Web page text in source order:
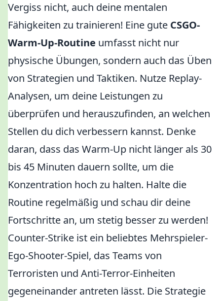
Vergiss nicht, auch deine mentalen
Fähigkeiten zu trainieren! Eine gute CSGO-
Warm-Up-Routine umfasst nicht nur
physische Übungen, sondern auch das Üben
von Strategien und Taktiken. Nutze Replay-
Analysen, um deine Leistungen zu
überprüfen und herauszufinden, an welchen
Stellen du dich verbessern kannst. Denke
daran, dass das Warm-Up nicht länger als 30
bis 45 Minuten dauern sollte, um die
Konzentration hoch zu halten. Halte die
Routine regelmäßig und schau dir deine
Fortschritte an, um stetig besser zu werden!
Counter-Strike ist ein beliebtes Mehrspieler-
Ego-Shooter-Spiel, das Teams von
Terroristen und Anti-Terror-Einheiten
gegeneinander antreten lässt. Die Strategie